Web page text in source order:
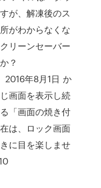
が、解凍後のス
がわからなくな
リーンセーバー
？
年8月1日 か
画面を表示し続
「画面の焼き付
は、ロック画面
に目を楽しませ